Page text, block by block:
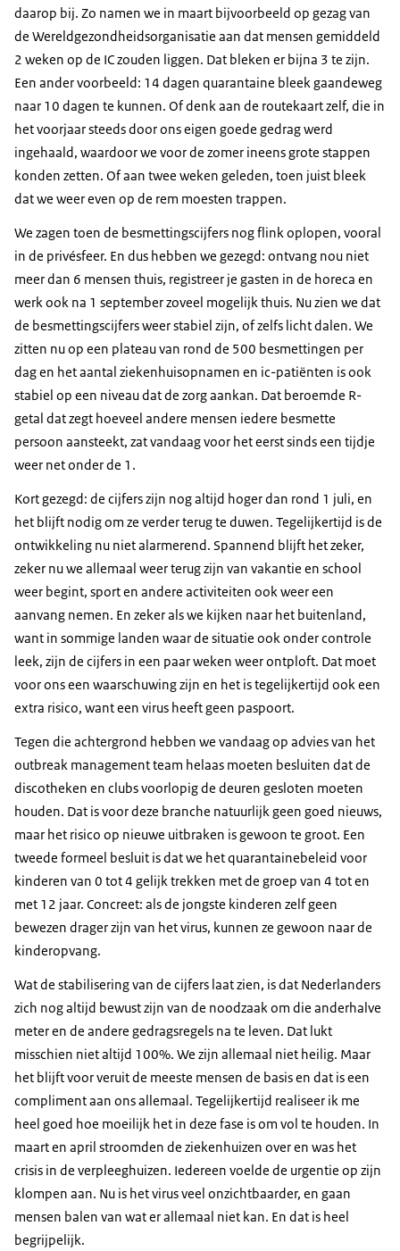
daarop bij. Zo namen we in maart bijvoorbeeld op gezag van
de Wereldgezondheidsorganisatie aan dat mensen gemiddeld
2 weken op de IC zouden liggen. Dat bleken er bijna 3 te zijn.
Een ander voorbeeld: 14 dagen quarantaine bleek gaandeweg
naar 10 dagen te kunnen. Of denk aan de routekaart zelf, die in
het voorjaar steeds door ons eigen goede gedrag werd
ingehaald, waardoor we voor de zomer ineens grote stappen
konden zetten. Of aan twee weken geleden, toen juist bleek
dat we weer even op de rem moesten trappen.
We zagen toen de besmettingscijfers nog flink oplopen, vooral
in de privésfeer. En dus hebben we gezegd: ontvang nou niet
meer dan 6 mensen thuis, registreer je gasten in de horeca en
werk ook na 1 september zoveel mogelijk thuis. Nu zien we dat
de besmettingscijfers weer stabiel zijn, of zelfs licht dalen. We
zitten nu op een plateau van rond de 500 besmettingen per
dag en het aantal ziekenhuisopnamen en ic-patiënten is ook
stabiel op een niveau dat de zorg aankan. Dat beroemde R-
getal dat zegt hoeveel andere mensen iedere besmette
persoon aansteekt, zat vandaag voor het eerst sinds een tijdje
weer net onder de 1.
Kort gezegd: de cijfers zijn nog altijd hoger dan rond 1 juli, en
het blijft nodig om ze verder terug te duwen. Tegelijkertijd is de
ontwikkeling nu niet alarmerend. Spannend blijft het zeker,
zeker nu we allemaal weer terug zijn van vakantie en school
weer begint, sport en andere activiteiten ook weer een
aanvang nemen. En zeker als we kijken naar het buitenland,
want in sommige landen waar de situatie ook onder controle
leek, zijn de cijfers in een paar weken weer ontploft. Dat moet
voor ons een waarschuwing zijn en het is tegelijkertijd ook een
extra risico, want een virus heeft geen paspoort.
Tegen die achtergrond hebben we vandaag op advies van het
outbreak management team helaas moeten besluiten dat de
discotheken en clubs voorlopig de deuren gesloten moeten
houden. Dat is voor deze branche natuurlijk geen goed nieuws,
maar het risico op nieuwe uitbraken is gewoon te groot. Een
tweede formeel besluit is dat we het quarantainebeleid voor
kinderen van 0 tot 4 gelijk trekken met de groep van 4 tot en
met 12 jaar. Concreet: als de jongste kinderen zelf geen
bewezen drager zijn van het virus, kunnen ze gewoon naar de
kinderopvang.
Wat de stabilisering van de cijfers laat zien, is dat Nederlanders
zich nog altijd bewust zijn van de noodzaak om die anderhalve
meter en de andere gedragsregels na te leven. Dat lukt
misschien niet altijd 100%. We zijn allemaal niet heilig. Maar
het blijft voor veruit de meeste mensen de basis en dat is een
compliment aan ons allemaal. Tegelijkertijd realiseer ik me
heel goed hoe moeilijk het in deze fase is om vol te houden. In
maart en april stroomden de ziekenhuizen over en was het
crisis in de verpleeghuizen. Iedereen voelde de urgentie op zijn
klompen aan. Nu is het virus veel onzichtbaarder, en gaan
mensen balen van wat er allemaal niet kan. En dat is heel
begrijpelijk.